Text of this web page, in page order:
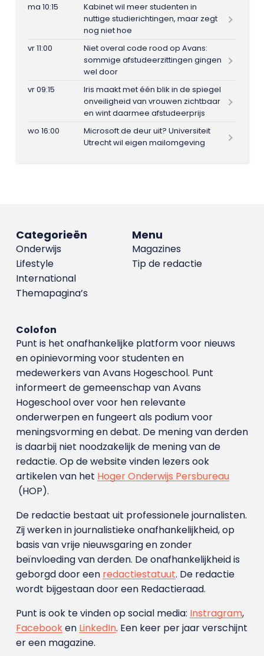
ma 10:15
Kabinet wil meer studenten in
nuttige studierichtingen, maar zegt
nog niet hoe
vr 11:00
Niet overal code rood op Avans:
sommige afstudeerzittingen gingen
wel door
vr 09:15
Iris maakt met één blik in de spiegel
onveiligheid van vrouwen zichtbaar
en wint daarmee afstudeerprijs
wo 16:00
Microsoft de deur uit? Universiteit
Utrecht wil eigen mailomgeving
Menu
Magazines
Tip de redactie
Categorieën
Onderwijs
Lifestyle
International
Themapagina’s
Colofon
Punt is het onafhankelijke platform voor nieuws
en opinievorming voor studenten en
medewerkers van Avans Hoge­school. Punt
informeert de gemeenschap van Avans
Hogeschool over voor hen relevante
onderwerpen en fungeert als podium voor
meningsvorming en debat. De mening van derden
is daarbij niet noodzakelijk de mening van de
redactie. Op de website vinden lezers ook
artikelen van het Hoger Onderwijs Persbureau
(HOP).
De redactie bestaat uit professionele journalisten.
Zij werken in journalistieke onafhankelijkheid, op
basis van vrije nieuwsgaring en zonder
beïnvloeding van derden. De onafhankelijkheid is
geborgd door een redactiestatuut. De redactie
wordt bijgestaan door een Redactieraad.
Punt is ook te vinden op social media: Instragram,
Facebooken LinkedIn. Een keer per jaar verschijnt
er een magazine.